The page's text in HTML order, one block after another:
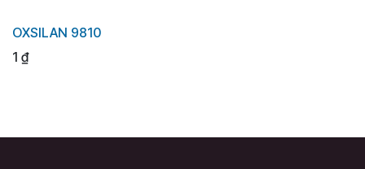
OXSILAN 9810
1 ₫